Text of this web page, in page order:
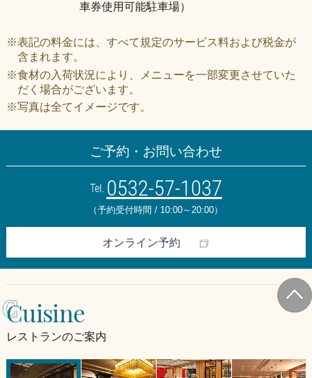
車券使用可能駐車場）
※表記の料金には、すべて規定のサービス料および税金が
含まれます。
※食材の入荷状況により、メニューを一部変更させていた
だく場合がございます。
※写真は全てイメージです。
ご予約・お問い合わせ
Tel. 0532-57-1037
（予約受付時間 / 10:00～20:00）
オンライン予約
C
Cuisine
レストランのご案内